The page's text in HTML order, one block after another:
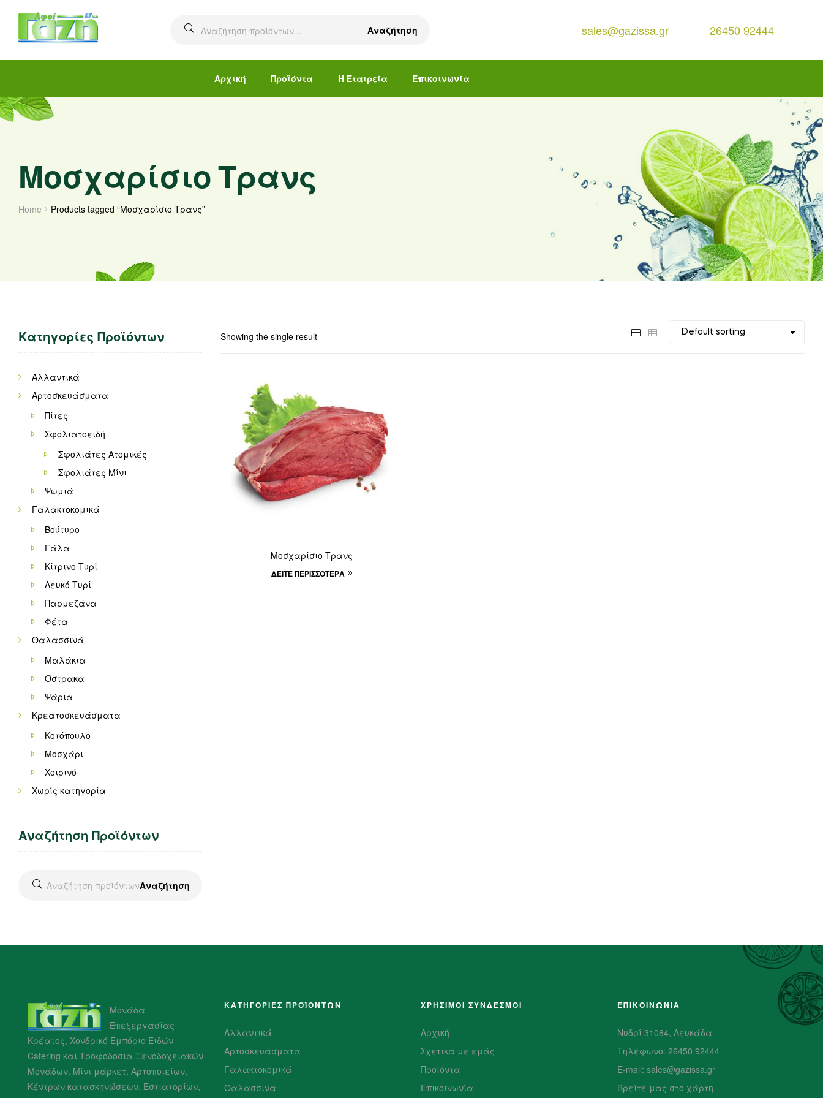
Αναζήτηση sales@gazissa.gr 26450 92444
Αρχική Προϊόντα Η Εταιρεία Επικοινωνία
Μοσχαρίσιο Τρανς
Home Products tagged “Μοσχαρίσιο Τρανς”
Showing the single result
Μοσχαρίσιο Τρανς
ΔΕΊΤΕ ΠΕΡΙΣΣΌΤΕΡΑ
Κατηγορίες Προϊόντων
Αλλαντικά
Αρτοσκευάσματα
Πίτες
Σφολιατοειδή
Σφολιάτες Ατομικές
Σφολιάτες Μίνι
Ψωμιά
Γαλακτοκομικά
Βούτυρο
Γάλα
Κίτρινο Τυρί
Λευκό Τυρί
Παρμεζάνα
Φέτα
Θαλασσινά
Μαλάκια
Όστρακα
Ψάρια
Κρεατοσκευάσματα
Κοτόπουλο
Μοσχάρι
Χοιρινό
Χωρίς κατηγορία
Αναζήτηση Προϊόντων
Αναζήτηση
Μονάδα
Επεξεργασίας
Κρέατος, Χονδρικό Εμπόριο Ειδών
Catering και Τροφοδοσία Ξενοδοχειακών
Μονάδων, Μίνι μάρκετ, Αρτοποιείων,
Κέντρων κατασκηνώσεων, Εστιατορίων,
ΚΑΤΗΓΟΡΙΕΣ ΠΡΟΪΌΝΤΩΝ
Αλλαντικά
Αρτοσκευάσματα
Γαλακτοκομικά
Θαλασσινά
ΧΡΗΣΙΜΟΙ ΣΥΝΔΕΣΜΟΙ
Αρχική
Σχετικά με εμάς
Προϊόντα
Επικοινωνία
ΕΠΙΚΟΙΝΩΝΙΑ
Νυδρί 31084, Λευκάδα
Τηλέφωνο: 26450 92444
E-mail: sales@gazissa.gr
Βρείτε μας στο χάρτη